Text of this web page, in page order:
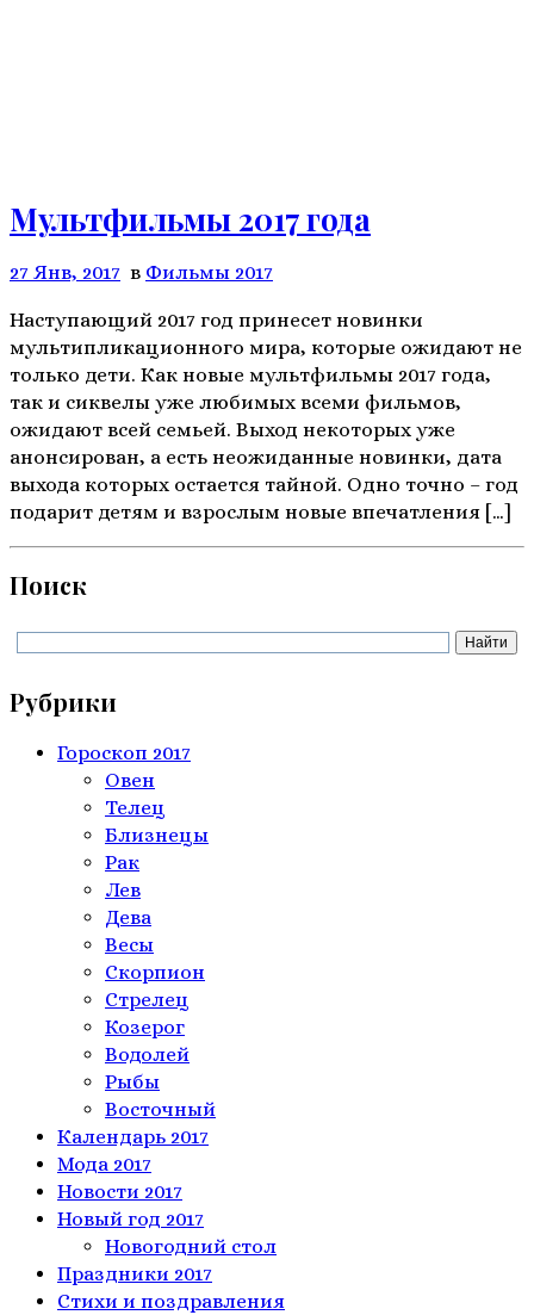
Мультфильмы 2017 года
27 Янв, 2017 в Фильмы 2017
Наступающий 2017 год принесет новинки
мультипликационного мира, которые ожидают не
только дети. Как новые мультфильмы 2017 года,
так и сиквелы уже любимых всеми фильмов,
ожидают всей семьей. Выход некоторых уже
анонсирован, а есть неожиданные новинки, дата
выхода которых остается тайной. Одно точно – год
подарит детям и взрослым новые впечатления […]
Поиск
Рубрики
Гороскоп 2017
Овен
Телeц
Близнецы
Рак
Лев
Дева
Весы
Скорпион
Стрелец
Козерог
Водолей
Рыбы
Восточный
Календарь 2017
Мода 2017
Новости 2017
Новый год 2017
Новогодний стол
Праздники 2017
Стихи и поздравления